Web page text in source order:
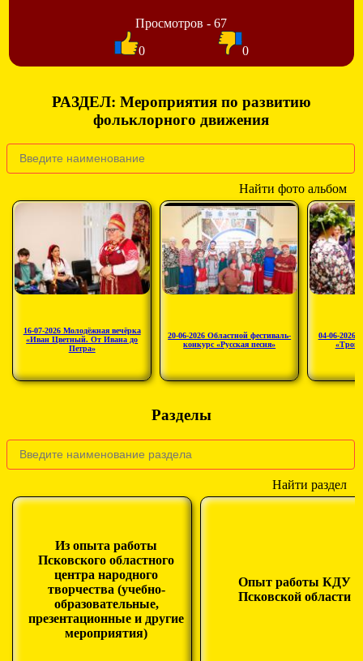
Просмотров - 67
0
0
РАЗДЕЛ: Мероприятия по развитию
фольклорного движения
Найти фото альбом
16-07-2026 Молодёжная вечёрка
«Иван Цветный. От Ивана до
Петра»
20-06-2026 Областной фестиваль-
конкурс «Русская песня»
04-06-2026
Разделы
Найти раздел
Из опыта работы
Псковского областного
центра народного
творчества (учебно-
образовательные,
презентационные и другие
мероприятия)
Опыт работы КДУ
Псковской области